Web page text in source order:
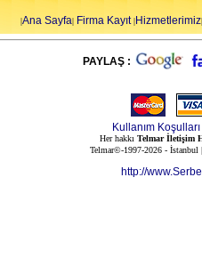
|Ana Sayfa| Firma Kayıt|Hizmetlerimiz|
PAYLAŞ :
Kullanım Koşulları
Her hakkı Telmar İletişim
Telmar©-1997-2026 -
http://